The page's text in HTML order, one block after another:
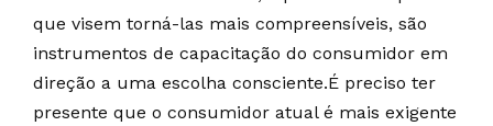
que visem torná-las mais compreensíveis, são
instrumentos de capacitação do consumidor em
direção a uma escolha consciente.É preciso ter
presente que o consumidor atual é mais exigente